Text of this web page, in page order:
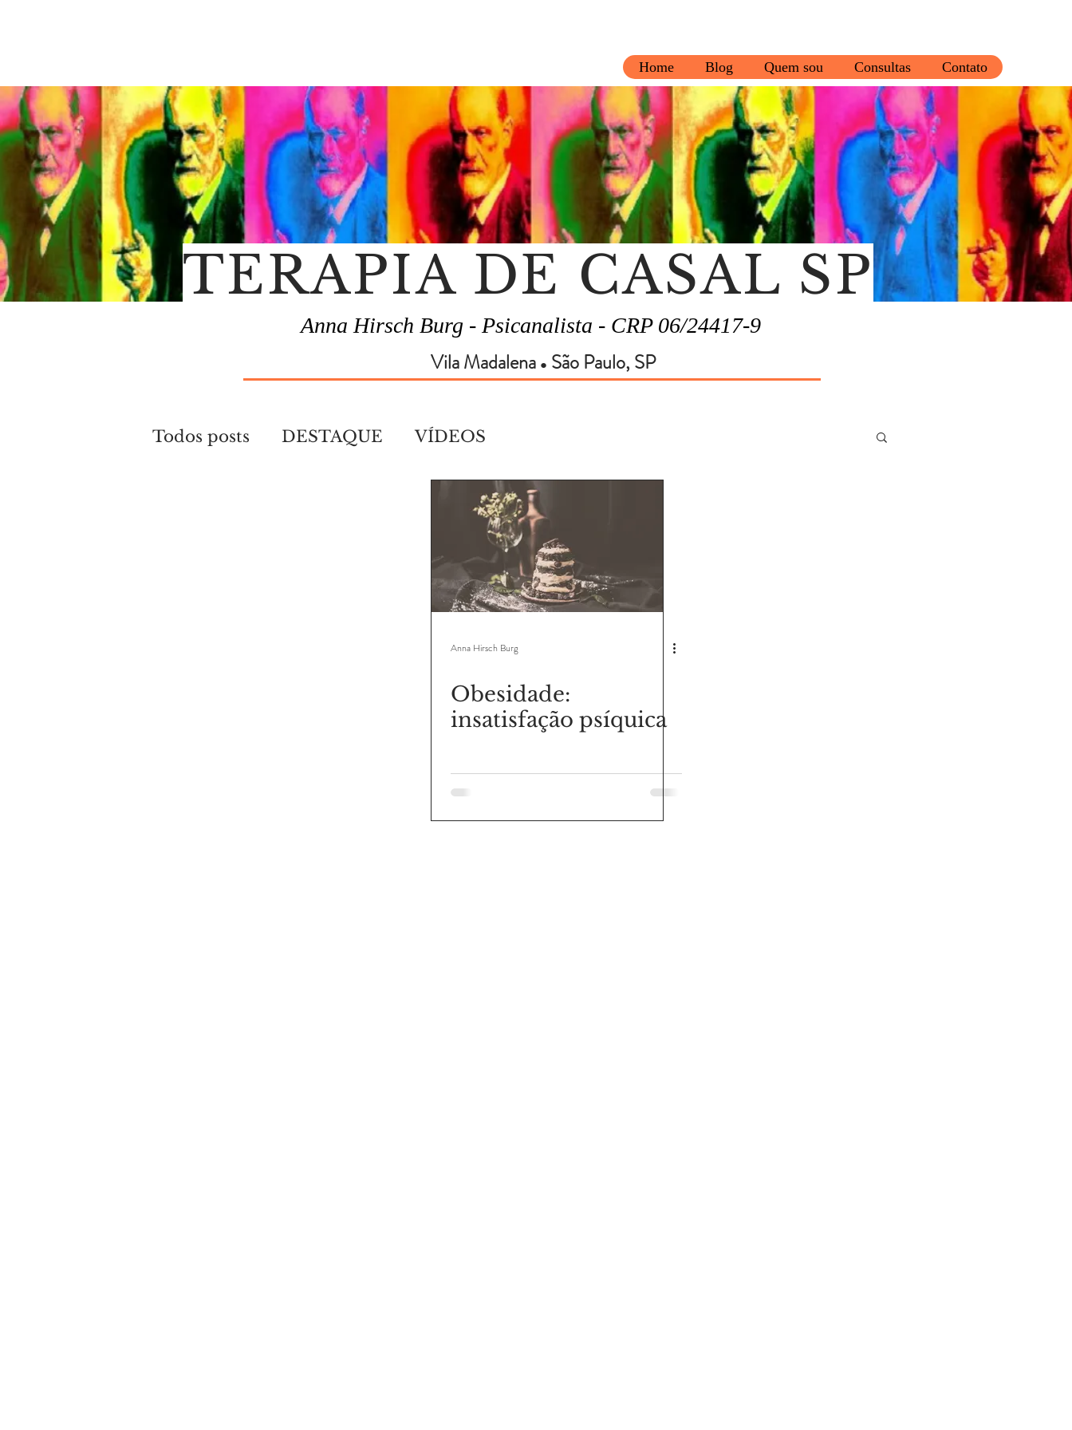
Home Blog Quem sou Consultas Contato
TERAPIA DE CASAL SP
Anna Hirsch Burg - Psicanalista - CRP 06/24417-9
Vila Madalena ● São Paulo, SP
Todos posts DESTAQUE VÍDEOS
Anna Hirsch Burg
Obesidade:
insatisfação psíquica